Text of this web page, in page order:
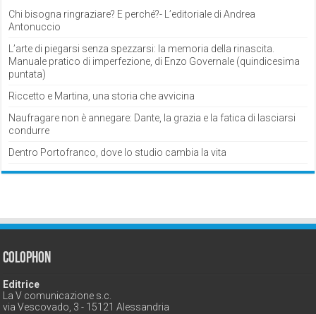
Chi bisogna ringraziare? E perché?- L’editoriale di Andrea
Antonuccio
L’arte di piegarsi senza spezzarsi: la memoria della rinascita.
Manuale pratico di imperfezione, di Enzo Governale (quindicesima
puntata)
Riccetto e Martina, una storia che avvicina
Naufragare non è annegare: Dante, la grazia e la fatica di lasciarsi
condurre
Dentro Portofranco, dove lo studio cambia la vita
Colophon
Editrice
La V comunicazione s.c.
via Vescovado, 3 - 15121 Alessandria